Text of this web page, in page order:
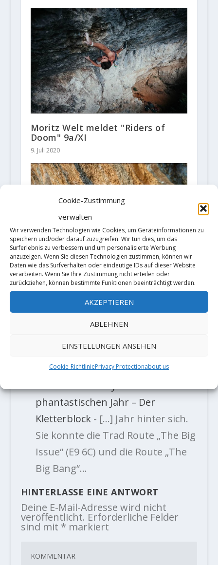
Cookie-Zustimmung
verwalten
Wir verwenden Technologien wie Cookies, um Geräteinformationen zu
speichern und/oder darauf zuzugreifen. Wir tun dies, um das
Surferlebnis zu verbessern und um personalisierte Werbung
anzuzeigen. Wenn Sie diesen Technologien zustimmen, können wir
Daten wie das Surfverhalten oder eindeutige IDs auf dieser Website
verarbeiten. Wenn Sie Ihre Zustimmung nicht erteilen oder
zurückziehen, können bestimmte Funktionen beeinträchtigt werden.
AKZEPTIEREN
ABLEHNEN
EINSTELLUNGEN ANSEHEN
Cookie-RichtliniePrivacy Protectionabout us
Moritz Welt meldet "Riders of
Doom" 9a/XI
9. Juli 2020
Jonatan Flor Vazquez meldet "La
planta de Shiva" (9b)
10. Dezember 2020
phantastischen Jahr – Der
Kletterblock- […] Jahr hinter sich.
Sie konnte die Trad Route „The Big
Issue“ (E9 6C) und die Route „The
Big Bang“…
HINTERLASSE EINE ANTWORT
Deine E-Mail-Adresse wird nicht
veröffentlicht. Erforderliche Felder
sind mit * markiert